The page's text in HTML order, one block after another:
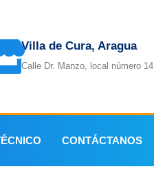
Villa de Cura, Aragua
Calle Dr. Manzo, local número 14
CONTÁCTANOS